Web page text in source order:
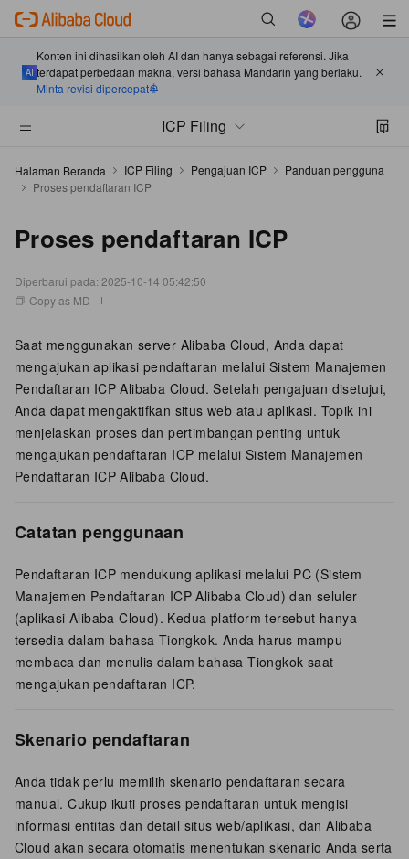
Konten ini dihasilkan oleh AI dan hanya sebagai referensi. Jika
terdapat perbedaan makna, versi bahasa Mandarin yang berlaku.
Minta revisi dipercepat
ICP Filing
Halaman Beranda ICP Filing Pengajuan ICP
Panduan pengguna
Proses pendaftaran ICP
Proses pendaftaran ICP
Diperbarui pada: 2025-10-14 05:42:50
Copy as MD
Saat menggunakan server Alibaba Cloud, Anda dapat
mengajukan aplikasi pendaftaran melalui Sistem Manajemen
Pendaftaran ICP Alibaba Cloud. Setelah pengajuan disetujui,
Anda dapat mengaktifkan situs web atau aplikasi. Topik ini
menjelaskan proses dan pertimbangan penting untuk
mengajukan pendaftaran ICP melalui Sistem Manajemen
Pendaftaran ICP Alibaba Cloud.
Catatan penggunaan
Pendaftaran ICP mendukung aplikasi melalui PC (Sistem
Manajemen Pendaftaran ICP Alibaba Cloud) dan seluler
(aplikasi Alibaba Cloud). Kedua platform tersebut hanya
tersedia dalam bahasa Tiongkok. Anda harus mampu
membaca dan menulis dalam bahasa Tiongkok saat
mengajukan pendaftaran ICP.
Skenario pendaftaran
Anda tidak perlu memilih skenario pendaftaran secara
manual. Cukup ikuti proses pendaftaran untuk mengisi
informasi entitas dan detail situs web/aplikasi, dan Alibaba
Cloud akan secara otomatis menentukan skenario Anda serta